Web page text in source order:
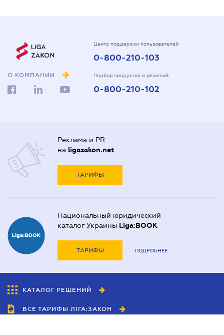
О КОМПАНИИ
Центр поддержки пользователей
0-800-210-103
Подбор продуктов и решений
0-800-210-102
Реклама и PR
на ligazakon.net
ТАРИФЫ
Национальный юридический
каталог Украины Liga:BOOK
ТАРИФЫ ПОДРОБНЕЕ
КАТАЛОГ РЕШЕНИЙ
ВСЕ ТАРИФЫ ЛІГА:ЗАКОН